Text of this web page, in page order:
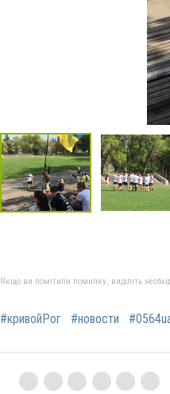
Якщо ви помітили помилку, виділіть
#кривойРог #новости